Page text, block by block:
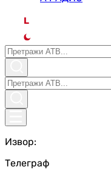
L
Извор:
Телеграф